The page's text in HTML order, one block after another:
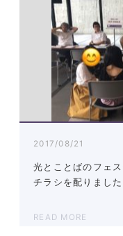
2017/08/21
光とことばのフェ
チラシを配りました
READ MORE